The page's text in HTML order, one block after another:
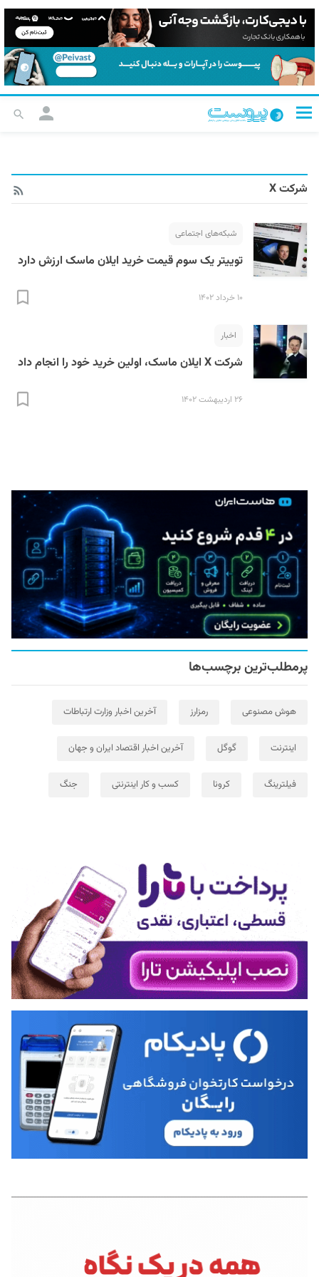
شرکت X
شبکه‌های اجتماعی
توییتر یک سوم قیمت خرید ایلان ماسک ارزش دارد
۱۰ خرداد ۱۴۰۲
اخبار
شرکت X ایلان ماسک، اولین خرید خود را انجام داد
۲۶ اردیبهشت ۱۴۰۲
پرمطلب‌ترین برچسب‌ها
هوش مصنوعی رمزارز آخرین اخبار وزارت ارتباطات
اینترنت گوگل آخرین اخبار اقتصاد ایران و جهان
فیلترینگ کرونا کسب و کار اینترنتی جنگ